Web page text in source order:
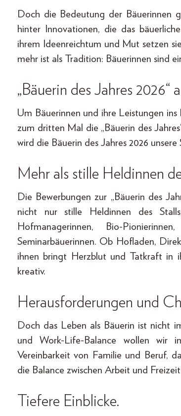
Doch die Bedeutung der Bäuerinnen
hinter Innovationen, die das
ihrem Ideenreichtum und Mut setzen
mehr ist als Tradition: Bäuerinnen sind
„Bäuerin des Jahres
Um Bäuerinnen und ihre Leistungen
zum dritten Mal die „Bäuerin des
wird die Bäuerin des Jahres 2026
Mehr als stille Heldinnen
Die Bewerbungen zur „Bäuerin des
nicht nur stille Heldinnen des
Hofmanagerinnen, Bio-
Seminarbäuerinnen. Ob Hofladen,
ihnen bringt Herzblut und Tatkraft in
kreativ.
Herausforderungen und
Doch das Leben als Bäuerin ist nicht
und Work-Life-Balance wollen wir
Vereinbarkeit von Familie und Beruf,
die Balance zwischen Arbeit und
Tiefere Einblicke.